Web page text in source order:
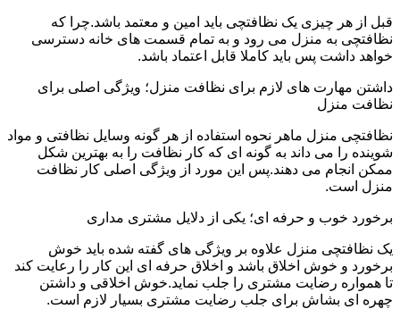
قبل از هر چیزی یک نظافتچی باید امین و معتمد باشد.چرا که
نظافتچی به منزل می رود و به تمام قسمت های خانه دسترسی
خواهد داشت پس باید کاملا قابل اعتماد باشد.
داشتن مهارت های لازم برای نظافت منزل؛ ویژگی اصلی برای
نظافت منزل
نظافتچی منزل ماهر نحوه استفاده از هر گونه وسایل نظافتی و مواد
شوینده را می داند به گونه ای که کار نظافت را به بهترین شکل
ممکن انجام می دهند.پس این مورد از ویژگی اصلی کار نظافت
منزل است.
برخورد خوب و حرفه ای؛ یکی از دلایل مشتری مداری
یک نظافتچی منزل علاوه بر ویژگی های گفته شده باید خوش
برخورد و خوش اخلاق باشد و اخلاق حرفه ای این کار را رعایت کند
تا همواره رضایت مشتری را جلب نماید.خوش اخلاقی و داشتن
چهره ای بشاش برای جلب رضایت مشتری بسیار لازم است.